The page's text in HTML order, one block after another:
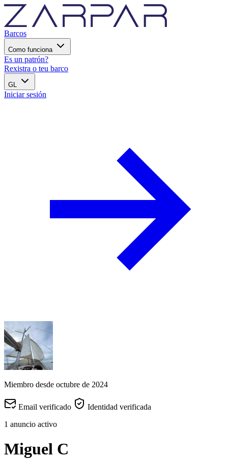
Barcos
Como funciona
Es un patrón?
Rexistra o teu barco
GL
Iniciar sesión
Miembro desde octubre de 2024
Email verificado
Identidad verificada
1 anuncio activo
Miguel C